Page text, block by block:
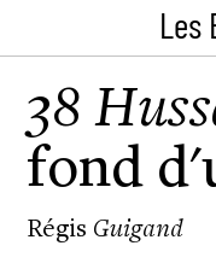
Les
38
fond
Régis Guigand